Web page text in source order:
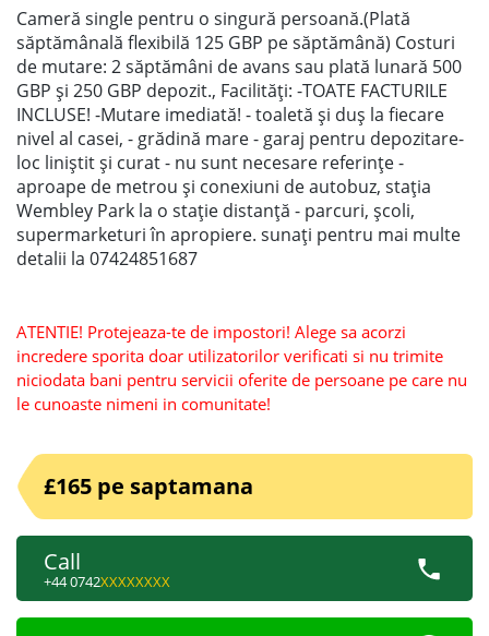
Cameră single pentru o singură persoană.(Plată
săptămânală flexibilă 125 GBP pe săptămână) Costuri
de mutare: 2 săptămâni de avans sau plată lunară 500
GBP și 250 GBP depozit., Facilități: -TOATE FACTURILE
INCLUSE! -Mutare imediată! - toaletă și duș la fiecare
nivel al casei, - grădină mare - garaj pentru depozitare-
loc liniștit și curat - nu sunt necesare referințe -
aproape de metrou și conexiuni de autobuz, stația
Wembley Park la o stație distanță - parcuri, școli,
supermarketuri în apropiere. sunați pentru mai multe
detalii la 07424851687
ATENTIE! Protejeaza-te de impostori! Alege sa acorzi
incredere sporita doar utilizatorilor verificati si nu trimite
niciodata bani pentru servicii oferite de persoane pe care nu
le cunoaste nimeni in comunitate!
£165 pe saptamana
Call
+44 0742XXXXXXXX